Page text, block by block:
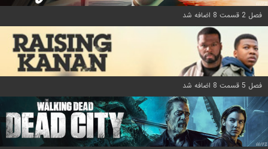
فصل 2 قسمت 8 اضافه شد
فصل 5 قسمت 8 اضافه شد